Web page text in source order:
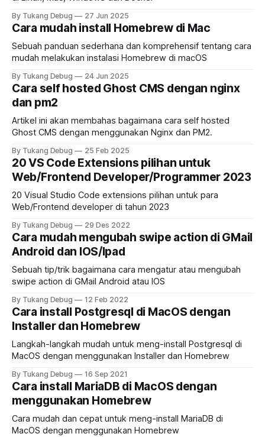
By Tukang Debug 27 Jun 2025
Cara mudah install Homebrew di Mac
Sebuah panduan sederhana dan komprehensif tentang cara
mudah melakukan instalasi Homebrew di macOS
By Tukang Debug 24 Jun 2025
Cara self hosted Ghost CMS dengan nginx
dan pm2
Artikel ini akan membahas bagaimana cara self hosted
Ghost CMS dengan menggunakan Nginx dan PM2.
By Tukang Debug 25 Feb 2025
20 VS Code Extensions pilihan untuk
Web/Frontend Developer/Programmer 2023
20 Visual Studio Code extensions pilihan untuk para
Web/Frontend developer di tahun 2023
By Tukang Debug 29 Des 2022
Cara mudah mengubah swipe action di GMail
Android dan IOS/Ipad
Sebuah tip/trik bagaimana cara mengatur atau mengubah
swipe action di GMail Android atau IOS
By Tukang Debug 12 Feb 2022
Cara install Postgresql di MacOS dengan
Installer dan Homebrew
Langkah-langkah mudah untuk meng-install Postgresql di
MacOS dengan menggunakan Installer dan Homebrew
By Tukang Debug 16 Sep 2021
Cara install MariaDB di MacOS dengan
menggunakan Homebrew
Cara mudah dan cepat untuk meng-install MariaDB di
MacOS dengan menggunakan Homebrew